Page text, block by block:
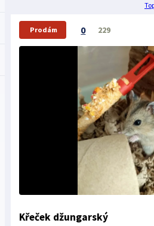
Prodám 0 229
Křeček džungarský